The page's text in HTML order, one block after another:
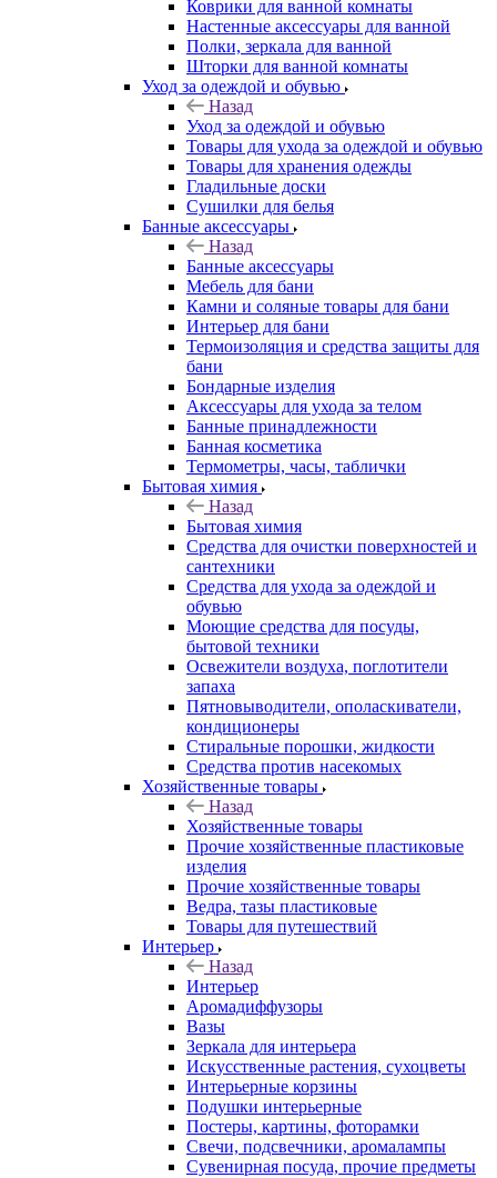
Коврики для ванной комнаты
Настенные аксессуары для ванной
Полки, зеркала для ванной
Шторки для ванной комнаты
Уход за одеждой и обувью
Назад
Уход за одеждой и обувью
Товары для ухода за одеждой и обувью
Товары для хранения одежды
Гладильные доски
Сушилки для белья
Банные аксессуары
Назад
Банные аксессуары
Мебель для бани
Камни и соляные товары для бани
Интерьер для бани
Термоизоляция и средства защиты для
бани
Бондарные изделия
Аксеcсуары для ухода за телом
Банные принадлежности
Банная косметика
Термометры, часы, таблички
Бытовая химия
Назад
Бытовая химия
Средства для очистки поверхностей и
сантехники
Средства для ухода за одеждой и
обувью
Моющие средства для посуды,
бытовой техники
Освежители воздуха, поглотители
запаха
Пятновыводители, ополаскиватели,
кондиционеры
Стиральные порошки, жидкости
Средства против насекомых
Хозяйственные товары
Назад
Хозяйственные товары
Прочие хозяйственные пластиковые
изделия
Прочие хозяйственные товары
Ведра, тазы пластиковые
Товары для путешествий
Интерьер
Назад
Интерьер
Аромадиффузоры
Вазы
Зеркала для интерьера
Искусственные растения, сухоцветы
Интерьерные корзины
Подушки интерьерные
Постеры, картины, фоторамки
Свечи, подсвечники, аромалампы
Сувенирная посуда, прочие предметы